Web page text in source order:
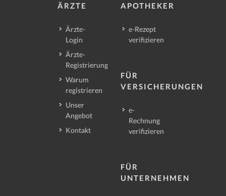
ÄRZTE
Ärzte-
Login
Ärzte-
Registrierung
Warum
registrieren
Unser
Angebot
Kontakt
APOTHEKER
e-Rezept
verifizieren
FÜR
VERSICHERUNGEN
e-
Rechnung
verifizieren
FÜR
UNTERNEHMEN